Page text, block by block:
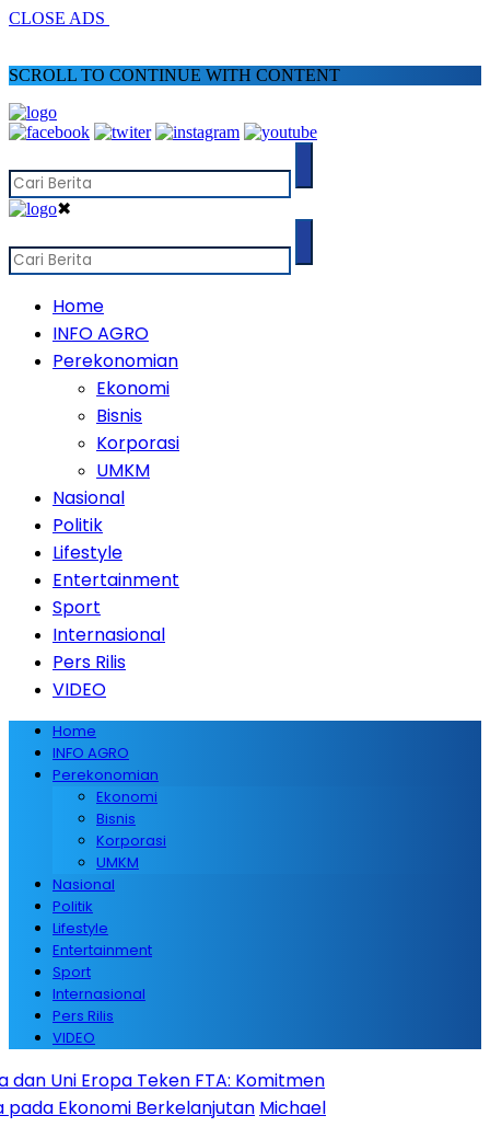
CLOSE ADS
SCROLL TO CONTINUE WITH CONTENT
✖
Home
INFO AGRO
Perekonomian
Ekonomi
Bisnis
Korporasi
UMKM
Nasional
Politik
Lifestyle
Entertainment
Sport
Internasional
Pers Rilis
VIDEO
Home
INFO AGRO
Perekonomian
Ekonomi
Bisnis
Korporasi
UMKM
Nasional
Politik
Lifestyle
Entertainment
Sport
Internasional
Pers Rilis
VIDEO
Eropa Teken FTA: Komitmen
BerkelanjutanMichael